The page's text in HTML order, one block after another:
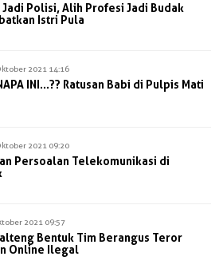
Jadi Polisi, Alih Profesi Jadi Budak
Istri Pula
2021 14:16
INI...?? Ratusan Babi di Pulpis Mati
2021 09:20
Persoalan Telekomunikasi di
2021 09:57
Bentuk Tim Berangus Teror
Online Ilegal